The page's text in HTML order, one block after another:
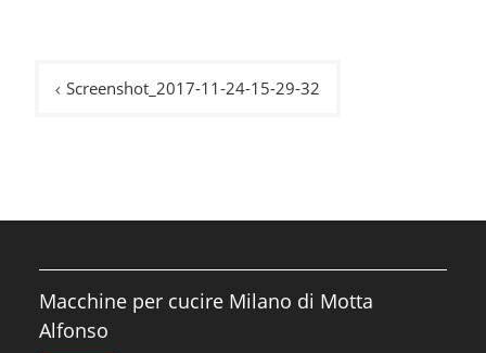
Navigazione
Screenshot_2017-11-24-15-29-32
Macchine per cucire Milano di Motta
Alfonso